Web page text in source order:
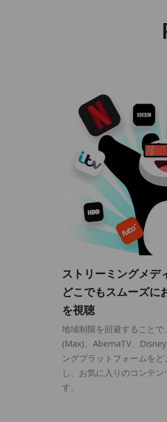
ストリーミングメデ
どこでもスムーズに
を視聴
地域制限を回避すること
(Max)、AbemaTV、
ングプラットフォームを
し、お気に入りのコンテ
す。